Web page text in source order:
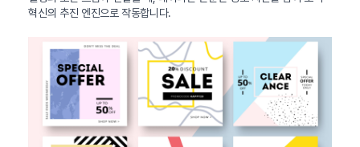
혁신의 추진 엔진으로 작동합니다.